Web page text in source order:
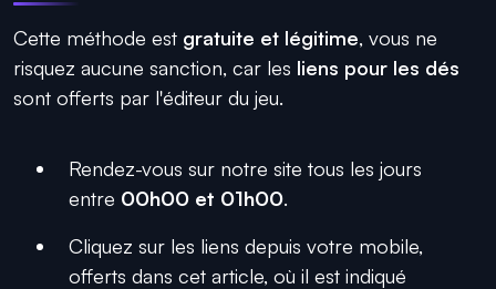
Cette méthode est gratuite et légitime, vous ne
risquez aucune sanction, car les liens pour les dés
sont offerts par l'éditeur du jeu.
Rendez-vous sur notre site tous les jours
entre 00h00 et 01h00.
Cliquez sur les liens depuis votre mobile,
offerts dans cet article, où il est indiqué